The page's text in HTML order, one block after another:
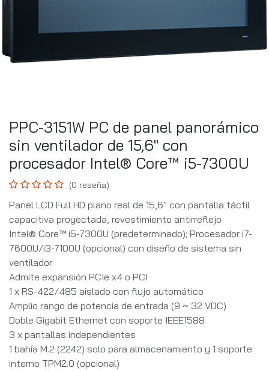
PPC-3151W PC de panel panorámico
sin ventilador de 15,6" con
procesador Intel® Core™ i5-7300U
(0 reseña)
Panel LCD Full HD plano real de 15,6" con pantalla táctil
capacitiva proyectada, revestimiento antirreflejo
Intel® Core™ i5-7300U (predeterminado); Procesador i7-
7600U/i3-7100U (opcional) con diseño de sistema sin
ventilador
Admite expansión PCIe x4 o PCI
1 x RS-422/485 aislado con flujo automático
Amplio rango de potencia de entrada (9 ~ 32 VDC)
Doble Gigabit Ethernet con soporte IEEE1588
3 x pantallas independientes
1 bahía M.2 (2242) solo para almacenamiento y 1 soporte
interno TPM2.0 (opcional)